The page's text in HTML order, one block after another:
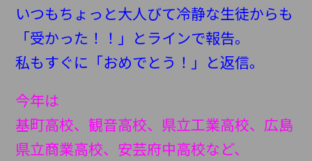
いつもちょっと大人びて冷静な生徒からも
「受かった！！」とラインで報告。
私もすぐに「おめでとう！」と返信。
今年は
基町高校、観音高校、県立工業高校、広島
県立商業高校、安芸府中高校など、